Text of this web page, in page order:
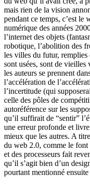
mais rien de la vision
pendant ce temps, c’est le
numérique des années
l’internet des objets
robotique, l’abolition des
les villes du futur,
sont usées, sont de vieilles
les auteurs se prennent
l’accélération de
l’incertitude (qui
celle des pôles de
autoréférence sur les
qu’il suffirait de “sentir”
une erreur profonde et
mieux que les autres. A
du web 2.0, comme le font
et des processeurs fait
qu’il s’agit bien d’un
pourtant mentionné